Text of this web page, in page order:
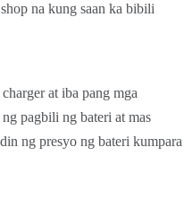
na kung saan ka bibili
at iba pang mga
pagbili ng bateri at mas
ng presyo ng bateri kumpara